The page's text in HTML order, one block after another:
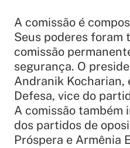
A comissão é
Seus poderes foram
comissão
segurança. O
Andranik Kocharian,
Defesa, vice do
A comissão
dos partidos de
Próspera e Armênia